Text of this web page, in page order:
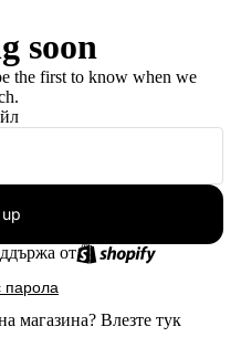
soon
the first to know when we
от
парола
магазина? Влезте тук